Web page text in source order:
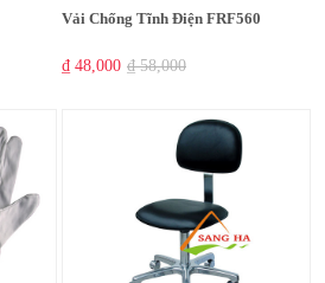
Vải Chống Tĩnh Điện FRF560
₫ 48,000 ₫ 58,000